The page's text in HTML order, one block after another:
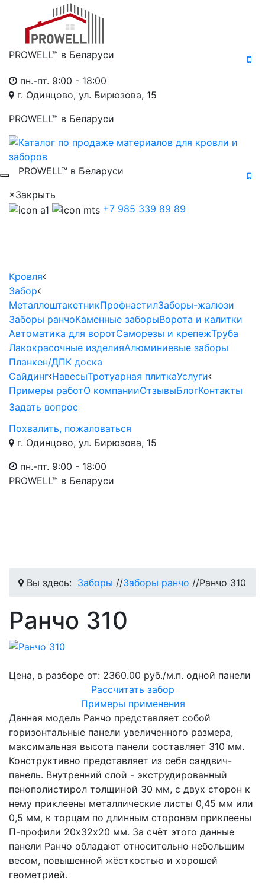
PROWELL™ в Беларуси
пн.-пт. 9:00 - 18:00
г. Одинцово, ул. Бирюзова, 15
PROWELL™ в Беларуси
PROWELL™ в Беларуси
×Закрыть
+7 985 339 89 89
Кровля
Забор
МеталлоштакетникПрофнастилЗаборы-жалюзи
Заборы ранчоКаменные заборыВорота и калитки
Автоматика для воротСаморезы и крепежТруба
Лакокрасочные изделияАлюминиевые заборы
Планкен/ДПК доска
Сайдинг НавесыТротуарная плиткаУслуги
Примеры работО компанииОтзывыБлогКонтакты
Задать вопрос
Похвалить, пожаловаться
г. Одинцово, ул. Бирюзова, 15
пн.-пт. 9:00 - 18:00
PROWELL™ в Беларуси
Вы здесь: Заборы //Заборы ранчо //Ранчо 310
Ранчо 310
Цена, в разборе от: 2360.00 руб./м.п. одной панели
Рассчитать забор
Примеры применения
Данная модель Ранчо представляет собой
горизонтальные панели увеличенного размера,
максимальная высота панели составляет 310 мм.
Конструктивно представляет из себя сэндвич-
панель. Внутренний слой - экструдированный
пенополистирол толщиной 30 мм, с двух сторон к
нему приклеены металлические листы 0,45 мм или
0,5 мм, к торцам по длинным сторонам приклеены
П-профили 20х32х20 мм. За счёт этого данные
панели Ранчо обладают относительно небольшим
весом, повышенной жёсткостью и хорошей
геометрией.